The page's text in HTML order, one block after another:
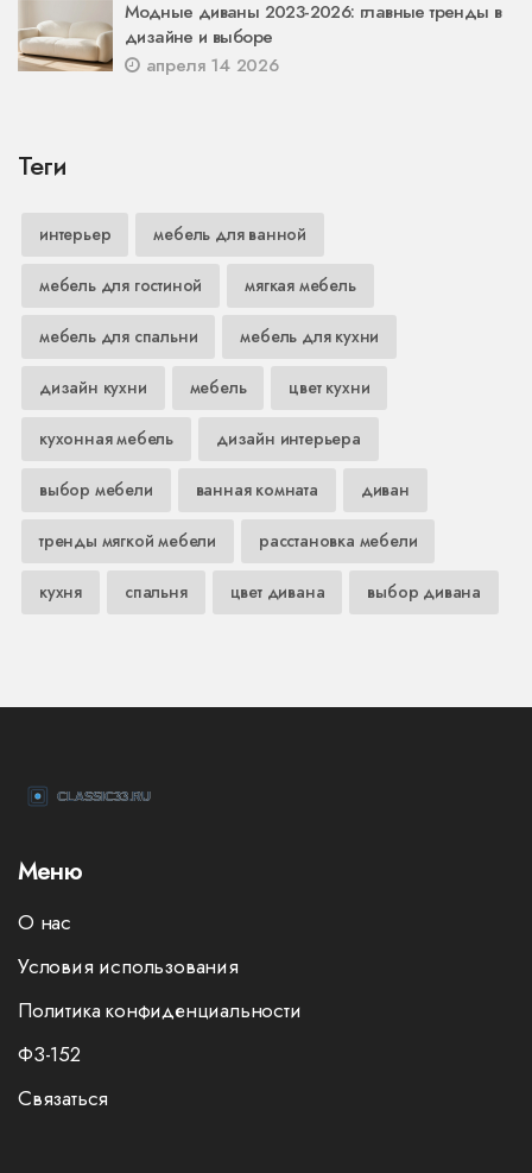
Модные диваны 2023-2026: главные тренды в
дизайне и выборе
апреля 14 2026
Теги
интерьер мебель для ванной
мебель для гостиной мягкая мебель
мебель для спальни мебель для кухни
дизайн кухни мебель цвет кухни
кухонная мебель дизайн интерьера
выбор мебели ванная комната диван
тренды мягкой мебели расстановка мебели
кухня спальня цвет дивана выбор дивана
Меню
О нас
Условия использования
Политика конфиденциальности
ФЗ-152
Связаться